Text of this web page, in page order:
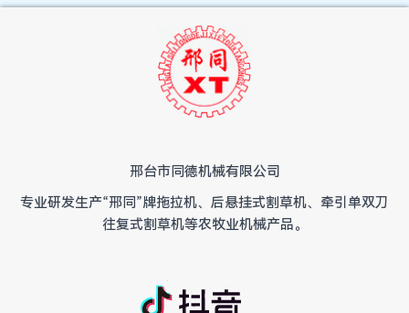
邢台市同德机械有限公司
专业研发生产“邢同”牌拖拉机、后悬挂式割草机、牵引单双刀
往复式割草机等农牧业机械产品。